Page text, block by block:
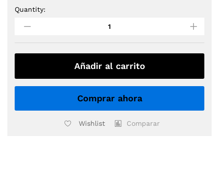
PEDAL
ERNIE
BALL
Quantity:
Añadir al carrito
Comprar ahora
Wishlist Comparar